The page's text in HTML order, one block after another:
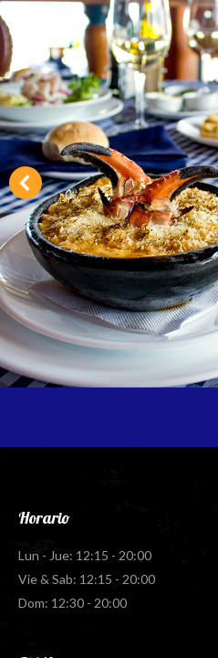
Horario
Lun - Jue: 12:15 - 20:00
Vie & Sab: 12:15 - 20:00
Dom: 12:30 - 20:00